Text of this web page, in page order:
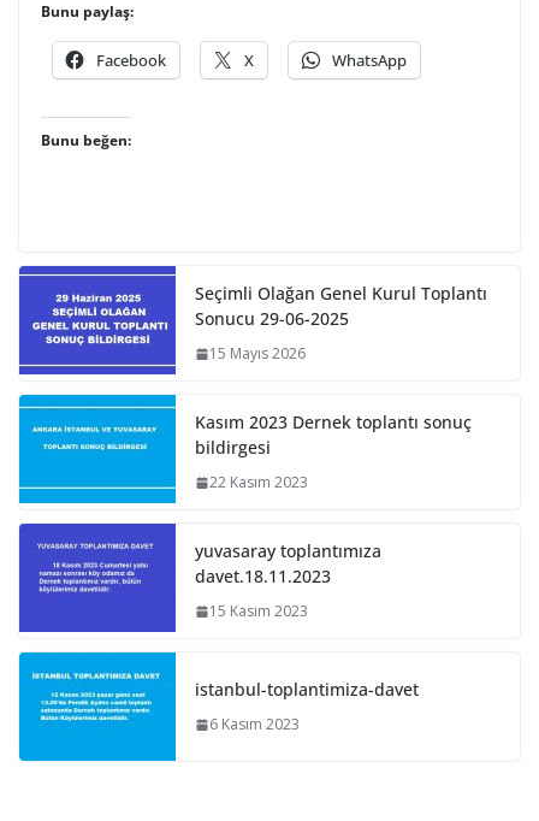
Bunu paylaş:
Facebook X WhatsApp
Bunu beğen:
Seçimli Olağan Genel Kurul Toplantı
Sonucu 29-06-2025
15 Mayıs 2026
Kasım 2023 Dernek toplantı sonuç
bildirgesi
22 Kasım 2023
yuvasaray toplantımıza
davet.18.11.2023
15 Kasım 2023
istanbul-toplantimiza-davet
6 Kasım 2023